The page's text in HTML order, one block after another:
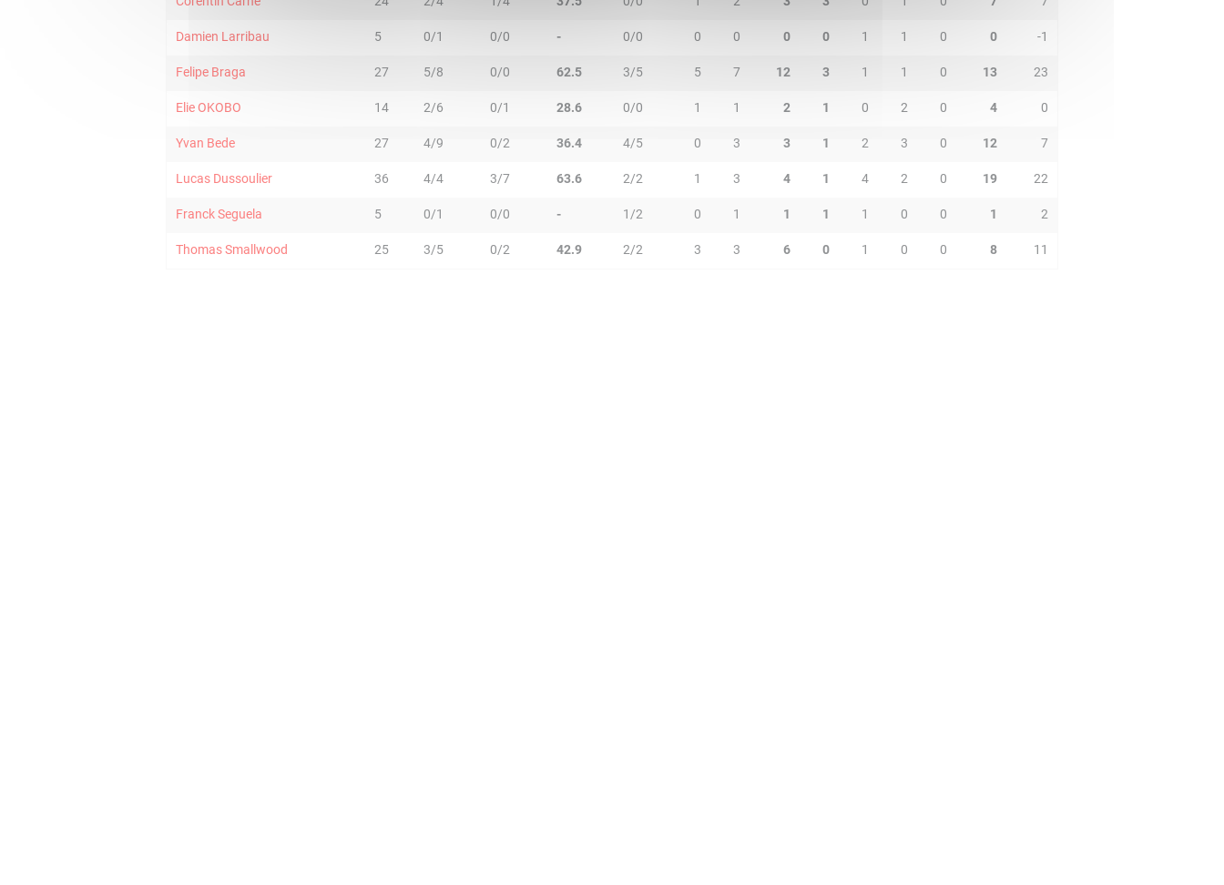
Damien Larribau 5 0/1 0/0 - 0/0 0 0 0 0 1 1 0 0 -1
Felipe Braga 27 5/8 0/0 62.5 3/5 5 7 12 3 1 1 0 13 23
Elie OKOBO 14 2/6 0/1 28.6 0/0 1 1 2 1 0 2 0 4 0
Yvan Bede 27 4/9 0/2 36.4 4/5 0 3 3 1 2 3 0 12 7
Lucas Dussoulier 36 4/4 3/7 63.6 2/2 1 3 4 1 4 2 0 19 22
Franck Seguela 5 0/1 0/0 - 1/2 0 1 1 1 1 0 0 1 2
Thomas Smallwood 25 3/5 0/2 42.9 2/2 3 3 6 0 1 0 0 8 11